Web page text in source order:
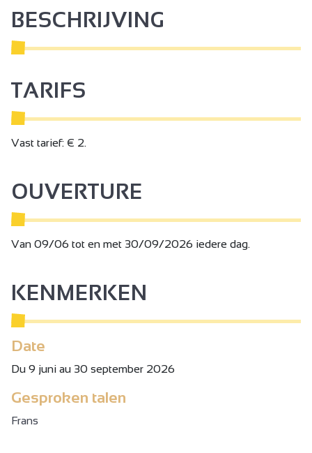
BESCHRIJVING
TARIFS
Vast tarief: € 2.
OUVERTURE
Van 09/06 tot en met 30/09/2026 iedere dag.
KENMERKEN
Date
Du 9 juni au 30 september 2026
Gesproken talen
Frans